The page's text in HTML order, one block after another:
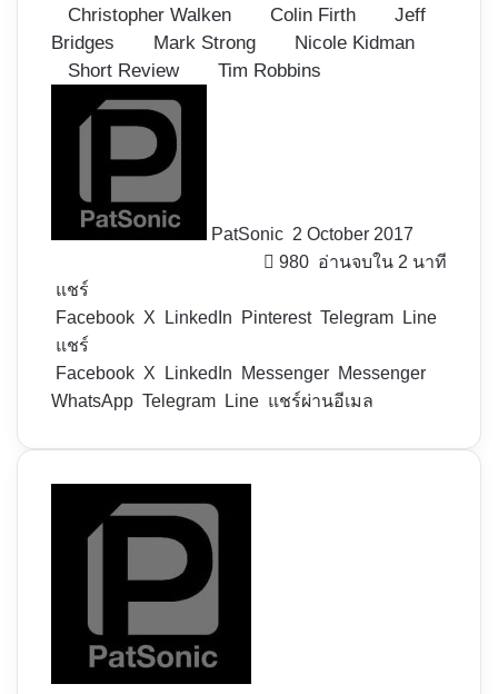
Christopher Walken
Colin Firth
Jeff
Bridges
Mark Strong
Nicole Kidman
Short Review
Tim Robbins
PatSonic 2 October 2017
980 อ่านจบใน 2 นาที
แชร์
Facebook X LinkedIn Pinterest Telegram
Line
แชร์
Facebook X LinkedIn Messenger Messenger
WhatsApp Telegram Line แชร์ผ่านอีเมล